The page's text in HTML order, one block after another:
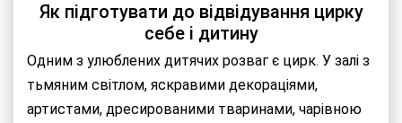
Як підготувати до відвідування цирку
себе і дитину
Одним з улюблених дитячих розваг є цирк. У залі з
тьмяним світлом, яскравими декораціями,
артистами, дресированими тваринами, чарівною